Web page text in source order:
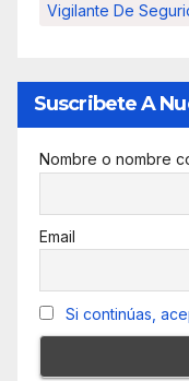
Vigilante De
Suscribete A
Nombre o nombre
Email
Si continúas,